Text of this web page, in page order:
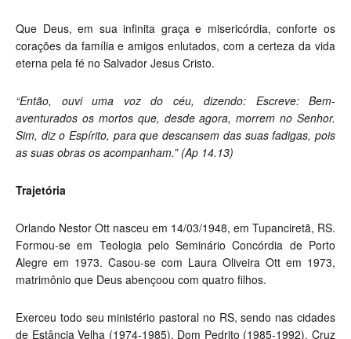
Que Deus, em sua infinita graça e misericórdia, conforte os
corações da família e amigos enlutados, com a certeza da vida
eterna pela fé no Salvador Jesus Cristo.
“Então, ouvi uma voz do céu, dizendo: Escreve: Bem-
aventurados os mortos que, desde agora, morrem no Senhor.
Sim, diz o Espírito, para que descansem das suas fadigas, pois
as suas obras os acompanham.” (Ap 14.13)
Trajetória
Orlando Nestor Ott nasceu em 14/03/1948, em Tupanciretã, RS.
Formou-se em Teologia pelo Seminário Concórdia de Porto
Alegre em 1973. Casou-se com Laura Oliveira Ott em 1973,
matrimônio que Deus abençoou com quatro filhos.
Exerceu todo seu ministério pastoral no RS, sendo nas cidades
de Estância Velha (1974-1985), Dom Pedrito (1985-1992), Cruz